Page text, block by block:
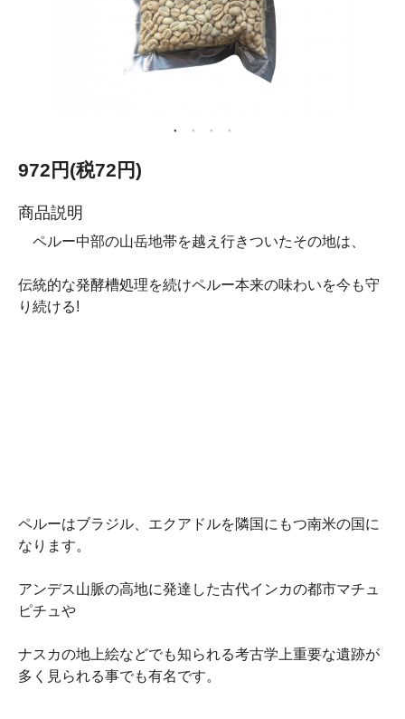
972円(税72円)
商品説明
ペルー中部の山岳地帯を越え行きついたその地は、
伝統的な発酵槽処理を続けペルー本来の味わいを今も守
り続ける!
ペルーはブラジル、エクアドルを隣国にもつ南米の国に
なります。
アンデス山脈の高地に発達した古代インカの都市マチュ
ピチュや
ナスカの地上絵などでも知られる考古学上重要な遺跡が
多く見られる事でも有名です。